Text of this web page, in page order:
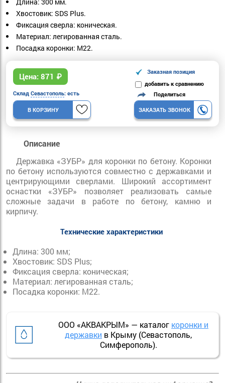
Хвостовик: SDS Plus.
Фиксация сверла: коническая.
Материал: легированная сталь.
Посадка коронки: М22.
Цена: 871 ₽
Заказная позиция
добавить к сравнению
Склад Севастополь: есть
В КОРЗИНУ
Поделиться
ЗАКАЗАТЬ ЗВОНОК
Описание
Державка «ЗУБР» для коронки по бетону. Коронки
по бетону используются совместно с державками и
центрирующими сверлами. Широкий ассортимент
оснастки «ЗУБР» позволяет реализовать самые
сложные задачи в работе по бетону, камню и
кирпичу.
Технические характеристики
Длина: 300 мм;
Хвостовик: SDS Plus;
Фиксация сверла: коническая;
Материал: легированная сталь;
Посадка коронки: М22.
ООО «АКВАКРЫМ» — каталог коронки и
державки в Крыму (Севастополь,
Симферополь).